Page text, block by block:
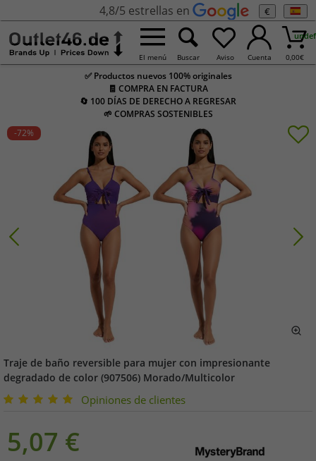
4,8/5 estrellas en €
El menú Buscar Aviso Cuenta 0,00€
✅ Productos nuevos 100% originales
🧾 COMPRA EN FACTURA
🔄 100 DÍAS DE DERECHO A REGRESAR
🌱 COMPRAS SOSTENIBLES
-72%
Traje de baño reversible para mujer con impresionante
degradado de color (907506) Morado/Multicolor
Opiniones de clientes
5,07 €